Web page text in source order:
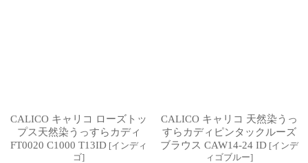
CALICO キャリコ ローズトッ
プス天然染うっすらカディ
FT0020 C1000 T13ID [インディ
ゴ]
CALICO キャリコ 天然染うっ
すらカディピンタックルーズ
ブラウス CAW14-24 ID [インデ
ィゴブルー]